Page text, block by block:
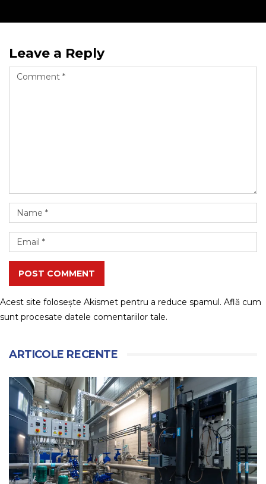
Leave a Reply
POST COMMENT
Acest site folosește Akismet pentru a reduce spamul. Află cum
sunt procesate datele comentariilor tale.
ARTICOLE RECENTE